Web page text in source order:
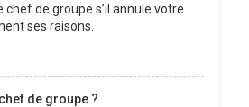
chef de groupe s’il annule votre
ses raisons.
de groupe ?